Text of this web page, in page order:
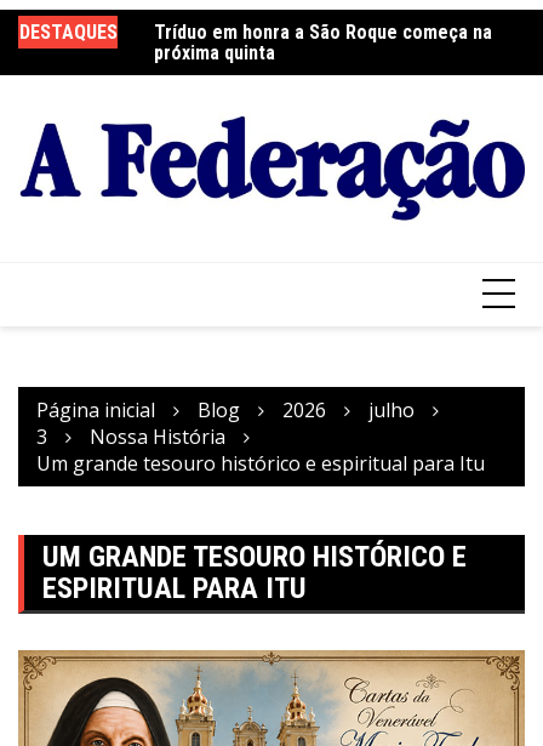
para
o
DESTAQUES
Tríduo em honra a São Roque começa na
próxima quinta
Franciscanos Seculares realizam ação
solidária
Página inicial Blog 2026
julho
3
Nossa História
Um grande tesouro histórico e espiritual para Itu
UM GRANDE TESOURO HISTÓRICO E
ESPIRITUAL PARA ITU